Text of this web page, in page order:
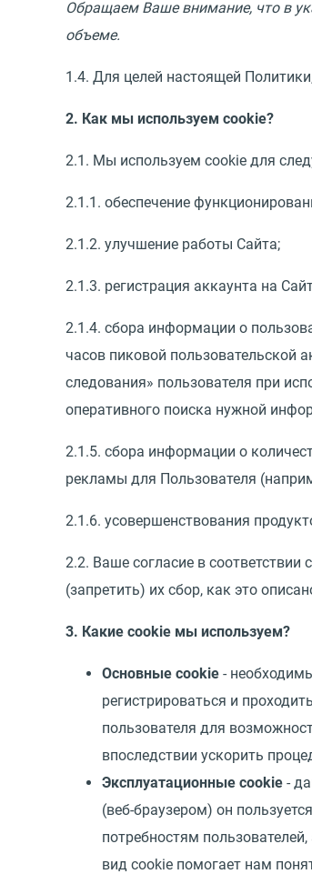
Обращаем Ваше внимание, что в
объеме.
1.4. Для целей настоящей
2. Как мы используем cookie?
2.1. Мы используем cookie для
2.1.1. обеспечение
2.1.2. улучшение работы Сайта;
2.1.3. регистрация аккаунта на
2.1.4. сбора информации о
часов пиковой пользовательской
следования» пользователя при
оперативного поиска нужной
2.1.5. сбора информации о
рекламы для Пользователя
2.1.6. усовершенствования
2.2. Ваше согласие в
(запретить) их сбор, как это
3. Какие cookie мы используем?
Основные cookie -
регистрироваться и
пользователя для
впоследствии ускорить
Эксплуатационные cookie -
(веб-браузером) он
потребностям
вид cookie помогает нам